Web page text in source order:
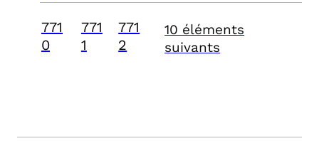
771
0
771
1
771
2
10 éléments
suivants